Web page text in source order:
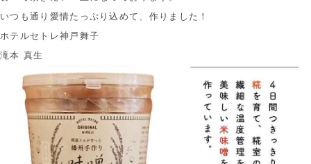
いつも通り愛情たっぷり込めて、作りました！
ホテルセトレ神戸舞子
滝本 真生